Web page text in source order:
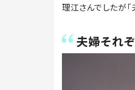
理江さんでしたが「
夫婦それ